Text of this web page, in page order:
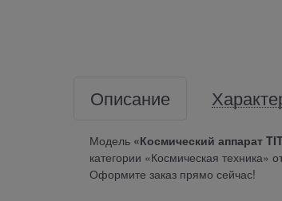
Описание
Модель «Космический аппарат
категории «Космическая техника»
Оформите заказ прямо сейчас!